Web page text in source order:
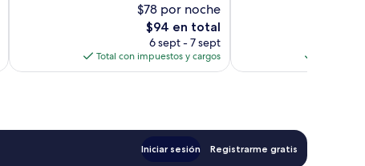
$78 por noche
El
precio
actual
es
$94 en total
6 sept - 7 sept
Total con impuestos y cargos
Iniciar sesión Registrarme gratis